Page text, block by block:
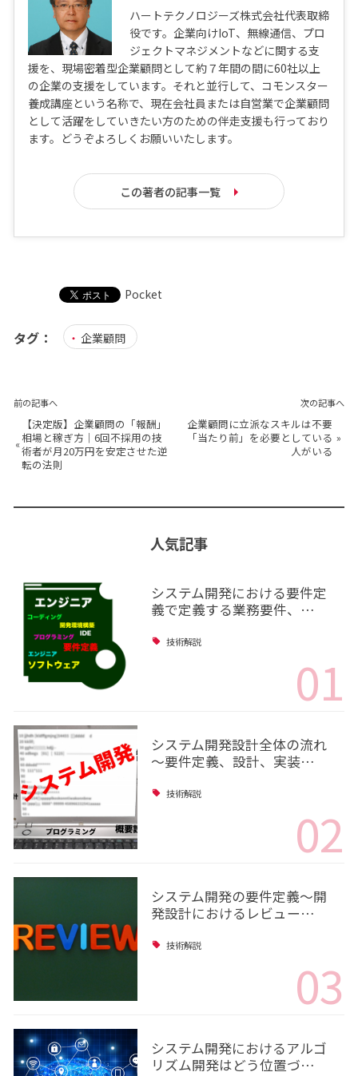
ハートテクノロジーズ株式会社代表取締
役です。企業向けIoT、無線通信、プロ
ジェクトマネジメントなどに関する支
援を、現場密着型企業顧問として約７年間の間に60社以上
の企業の支援をしています。それと並行して、コモンスター
養成講座という名称で、現在会社員または自営業で企業顧問
として活躍をしていきたい方のための伴走支援も行っており
ます。どうぞよろしくお願いいたします。
この著者の記事一覧
Pocket
タグ： 企業顧問
前の記事へ
«
【決定版】企業顧問の「報酬」
相場と稼ぎ方｜6回不採用の技
術者が月20万円を安定させた逆
転の法則
次の記事へ
企業顧問に立派なスキルは不要
「当たり前」を必要としている
人がいる
»
人気記事
システム開発における要件定
義で定義する業務要件、…
技術解説
01
システム開発設計全体の流れ
～要件定義、設計、実装…
技術解説
02
システム開発の要件定義～開
発設計におけるレビュー…
技術解説
03
システム開発におけるアルゴ
リズム開発はどう位置づ…